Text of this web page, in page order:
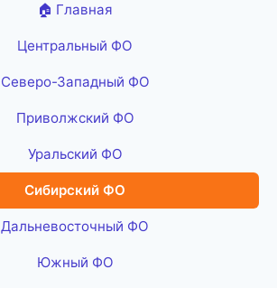
🏠 Главная
Центральный ФО
Северо-Западный ФО
Приволжский ФО
Уральский ФО
Сибирский ФО
Дальневосточный ФО
Южный ФО